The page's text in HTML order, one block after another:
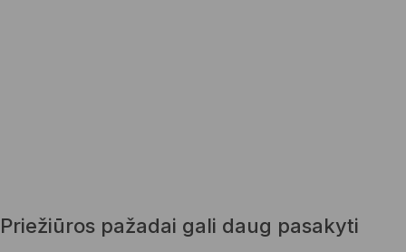
Priežiūros pažadai gali daug pasakyti